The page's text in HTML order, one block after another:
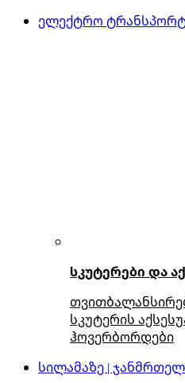
ელექტრო
სკუტერები და
სკუტერის
ჰოვერბორდები
სილამაზე |